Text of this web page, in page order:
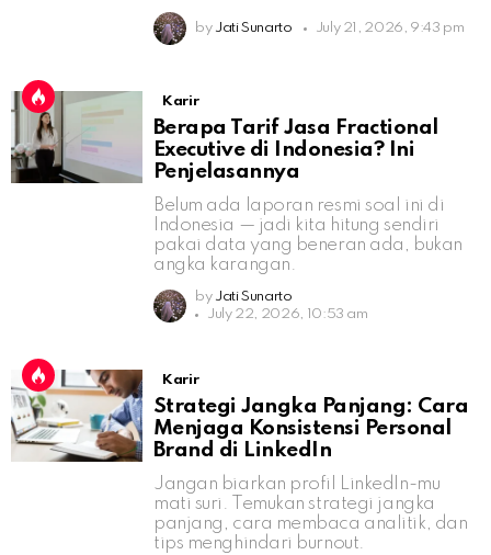
by Jati Sunarto July 21, 2026, 9:43 pm
Karir
Berapa Tarif Jasa Fractional
Executive di Indonesia? Ini
Penjelasannya
Belum ada laporan resmi soal ini di
Indonesia — jadi kita hitung sendiri
pakai data yang beneran ada, bukan
angka karangan.
by Jati Sunarto
July 22, 2026, 10:53 am
Karir
Strategi Jangka Panjang: Cara
Menjaga Konsistensi Personal
Brand di LinkedIn
Jangan biarkan profil LinkedIn-mu
mati suri. Temukan strategi jangka
panjang, cara membaca analitik, dan
tips menghindari burnout.